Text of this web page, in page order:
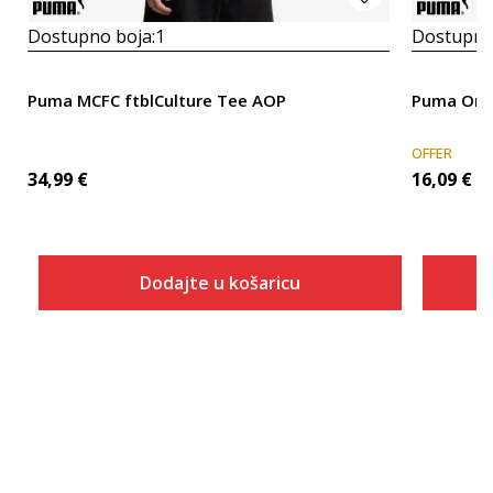
Dostupno boja:1
Puma MCFC ftblCulture Tee AOP
34,99 €
Dodajte u košaricu
Puma
OFFER
16,09 €